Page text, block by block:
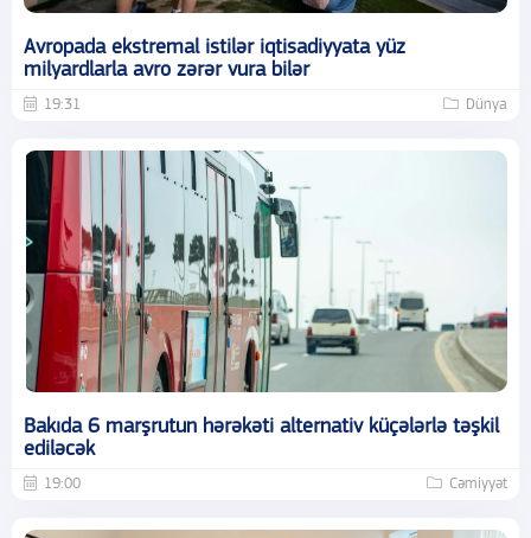
Avropada ekstremal istilər iqtisadiyyata yüz
milyardlarla avro zərər vura bilər
19:31 Dünya
Bakıda 6 marşrutun hərəkəti alternativ küçələrlə təşkil
ediləcək
19:00 Cəmiyyət